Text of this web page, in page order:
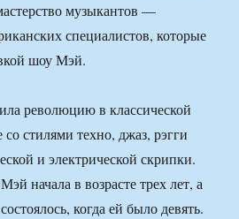
музыкантов —
специалистов, которые
шоу Мэй.
революцию в классической
стилями техно, джаз, рэгги
и электрической скрипки.
начала в возрасте трех лет, а
когда ей было девять.